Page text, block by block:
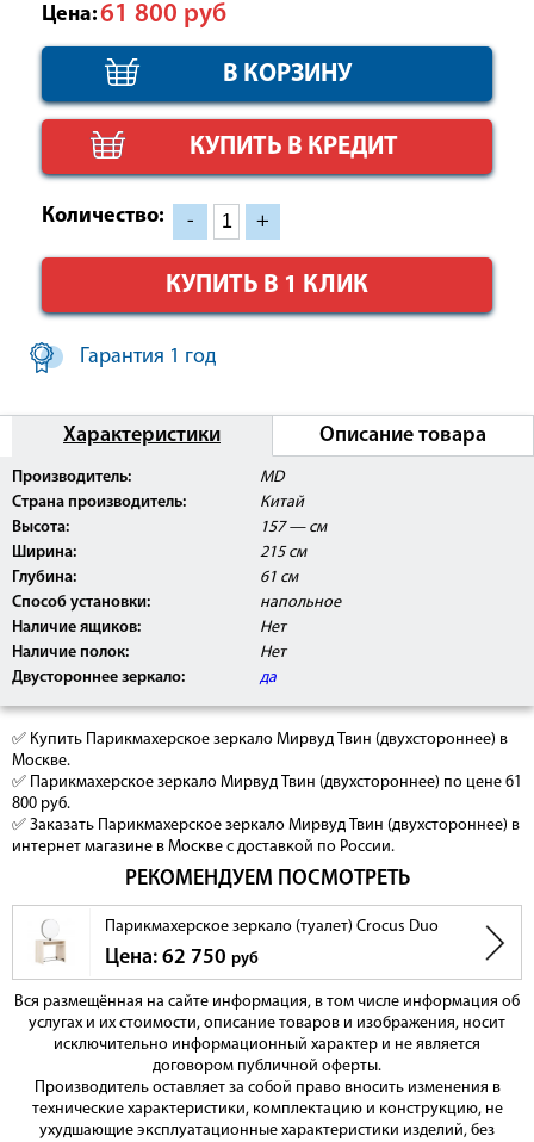
Цена:61 800 руб
КУПИТЬ В КРЕДИТ
Количество: - +
КУПИТЬ В 1 КЛИК
Гарантия 1 год
Характеристики Описание товара
Производитель:
MD
Страна производитель:
Китай
Высота:
157 — см
Ширина:
215 см
Глубина:
61 см
Способ установки:
напольное
Наличие ящиков:
Нет
Наличие полок:
Нет
Двустороннее зеркало:
да
✅ Купить Парикмахерское зеркало Мирвуд Твин (двухстороннее) в
Москве.
✅ Парикмахерское зеркало Мирвуд Твин (двухстороннее) по цене 61
800 руб.
✅ Заказать Парикмахерское зеркало Мирвуд Твин (двухстороннее) в
интернет магазине в Москве с доставкой по России.
РЕКОМЕНДУЕМ ПОСМОТРЕТЬ
Парикмахерское зеркало (туалет) Crocus Duo
Цена: 62 750 руб
Вся размещённая на сайте информация, в том числе информация об
услугах и их стоимости, описание товаров и изображения, носит
исключительно информационный характер и не является
договором публичной оферты.
Производитель оставляет за собой право вносить изменения в
технические характеристики, комплектацию и конструкцию, не
ухудшающие эксплуатационные характеристики изделий, без